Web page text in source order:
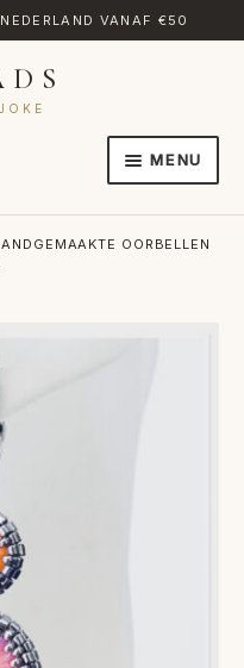
VANAF €50
MENU
OORBELLEN